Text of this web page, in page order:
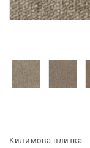
Килимова плитка